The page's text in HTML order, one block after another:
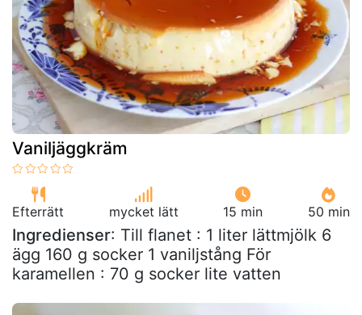
Vaniljäggkräm
Efterrätt mycket lätt 15 min 50 min
Ingredienser: Till flanet : 1 liter lättmjölk 6
ägg 160 g socker 1 vaniljstång För
karamellen : 70 g socker lite vatten